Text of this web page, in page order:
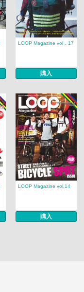
LOOP Magazine vol．17
購入
LOOP Magazine vol.14
購入